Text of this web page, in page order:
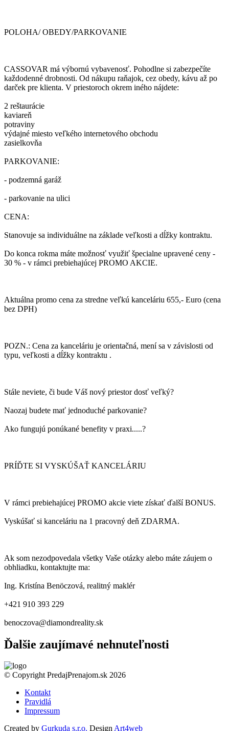
POLOHA/ OBEDY/PARKOVANIE
CASSOVAR má výbornú vybavenosť. Pohodlne si zabezpečíte
každodenné drobnosti. Od nákupu raňajok, cez obedy, kávu až po
darček pre klienta. V priestoroch okrem iného nájdete:
2 reštaurácie
kaviareň
potraviny
výdajné miesto veľkého internetového obchodu
zasielkovňa
PARKOVANIE:
- podzemná garáž
- parkovanie na ulici
CENA:
Stanovuje sa individuálne na základe veľkosti a dĺžky kontraktu.
Do konca rokma máte možnosť využiť špecialne upravené ceny -
30 % - v rámci prebiehajúcej PROMO AKCIE.
Aktuálna promo cena za stredne veľkú kanceláriu 655,- Euro (cena
bez DPH)
POZN.: Cena za kanceláriu je orientačná, mení sa v závislosti od
typu, veľkosti a dĺžky kontraktu .
Stále neviete, či bude Váš nový priestor dosť veľký?
Naozaj budete mať jednoduché parkovanie?
Ako fungujú ponúkané benefity v praxi.....?
PRÍĎTE SI VYSKÚŠAŤ KANCELÁRIU
V rámci prebiehajúcej PROMO akcie viete získať ďalší BONUS.
Vyskúšať si kanceláriu na 1 pracovný deň ZDARMA.
Ak som nezodpovedala všetky Vaše otázky alebo máte záujem o
obhliadku, kontaktujte ma:
Ing. Kristína Benöczová, realitný maklér
+421 910 393 229
benoczova@diamondreality.sk
Ďalšie zaujímavé nehnuteľnosti
© Copyright PredajPrenajom.sk 2026
Kontakt
Pravidlá
Impressum
Created by Gurkuda s.r.o. DesignArt4web